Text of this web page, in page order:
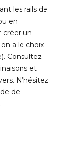
les rails de
en
créer un
a le choix
Consultez
et
N’hésitez
de